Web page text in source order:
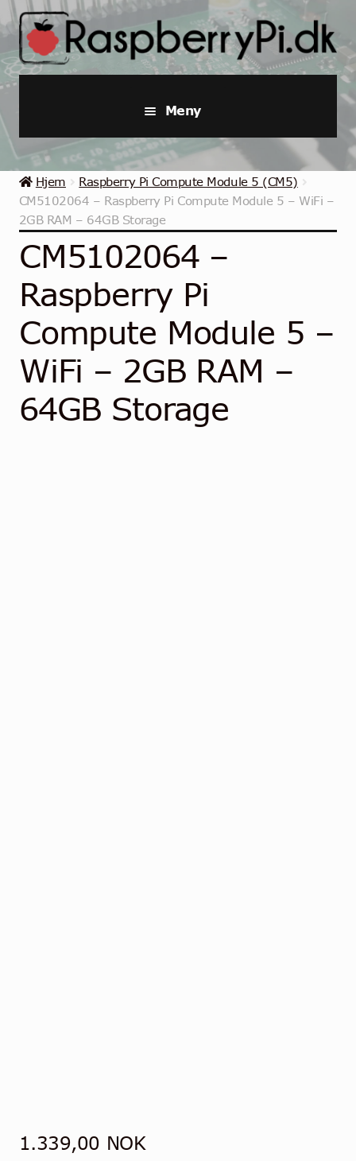
Hopp
til
navigasjon
Hopp
til
innhold
Meny
Raspberry Pi
Startpakker & Kits
Industriell Raspberry Pi
Samlinger
Kontakt
Norsk
Hjem
Raspberry Pi Compute Module 5 (CM5)
CM5102064 – Raspberry Pi Compute Module 5 – WiFi –
2GB RAM – 64GB Storage
CM5102064 –
Raspberry Pi
Compute Module 5 –
WiFi – 2GB RAM –
64GB Storage
1.339,00 NOK